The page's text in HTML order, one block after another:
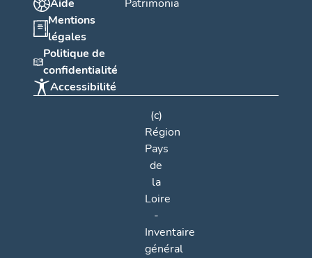
Aide
Mentions
légales
Politique de
confidentialité
Accessibilité
Patrimonia
(c)
Région
Pays
de
la
Loire
-
Inventaire
général